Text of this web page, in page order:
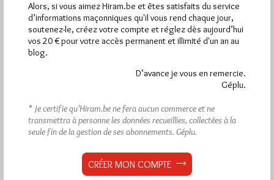
Alors, si vous aimez Hiram.be et êtes satisfaits du service
d’informations maçonniques qu'il vous rend chaque jour,
soutenez-le, créez votre compte et réglez dès aujourd’hui
vos 20 € pour votre accès permanent et illimité d'un an au
blog.
D’avance je vous en remercie.
Géplu.
* Je certifie qu’Hiram.be ne fera aucun commerce et ne
transmettra à personne les données recueillies, collectées à la
seule fin de la gestion de ses abonnements. Géplu.
CRÉER MON COMPTE